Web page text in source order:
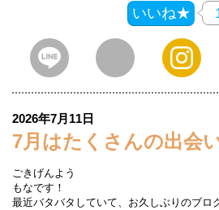
いいね★
2026年7月11日
7月はたくさんの出会
ごきげんよう
もなです！
最近バタバタしていて、お久しぶりのブロ